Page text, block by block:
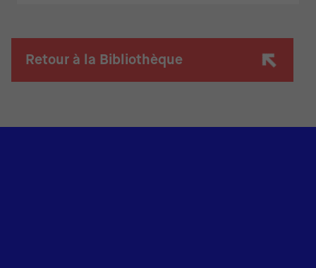
Retour à la Bibliothèque